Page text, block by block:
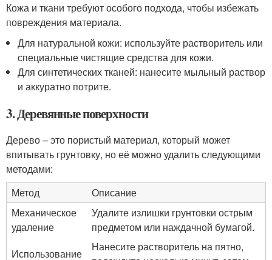
Кожа и ткани требуют особого подхода, чтобы избежать
повреждения материала.
Для натуральной кожи: используйте растворитель или
специальные чистящие средства для кожи.
Для синтетических тканей: нанесите мыльный раствор
и аккуратно потрите.
3. Деревянные поверхности
Дерево – это пористый материал, который может
впитывать грунтовку, но её можно удалить следующими
методами:
Метод
Описание
Механическое
удаление
Удалите излишки грунтовки острым
предметом или наждачной бумагой.
Использование
Нанесите растворитель на пятно,